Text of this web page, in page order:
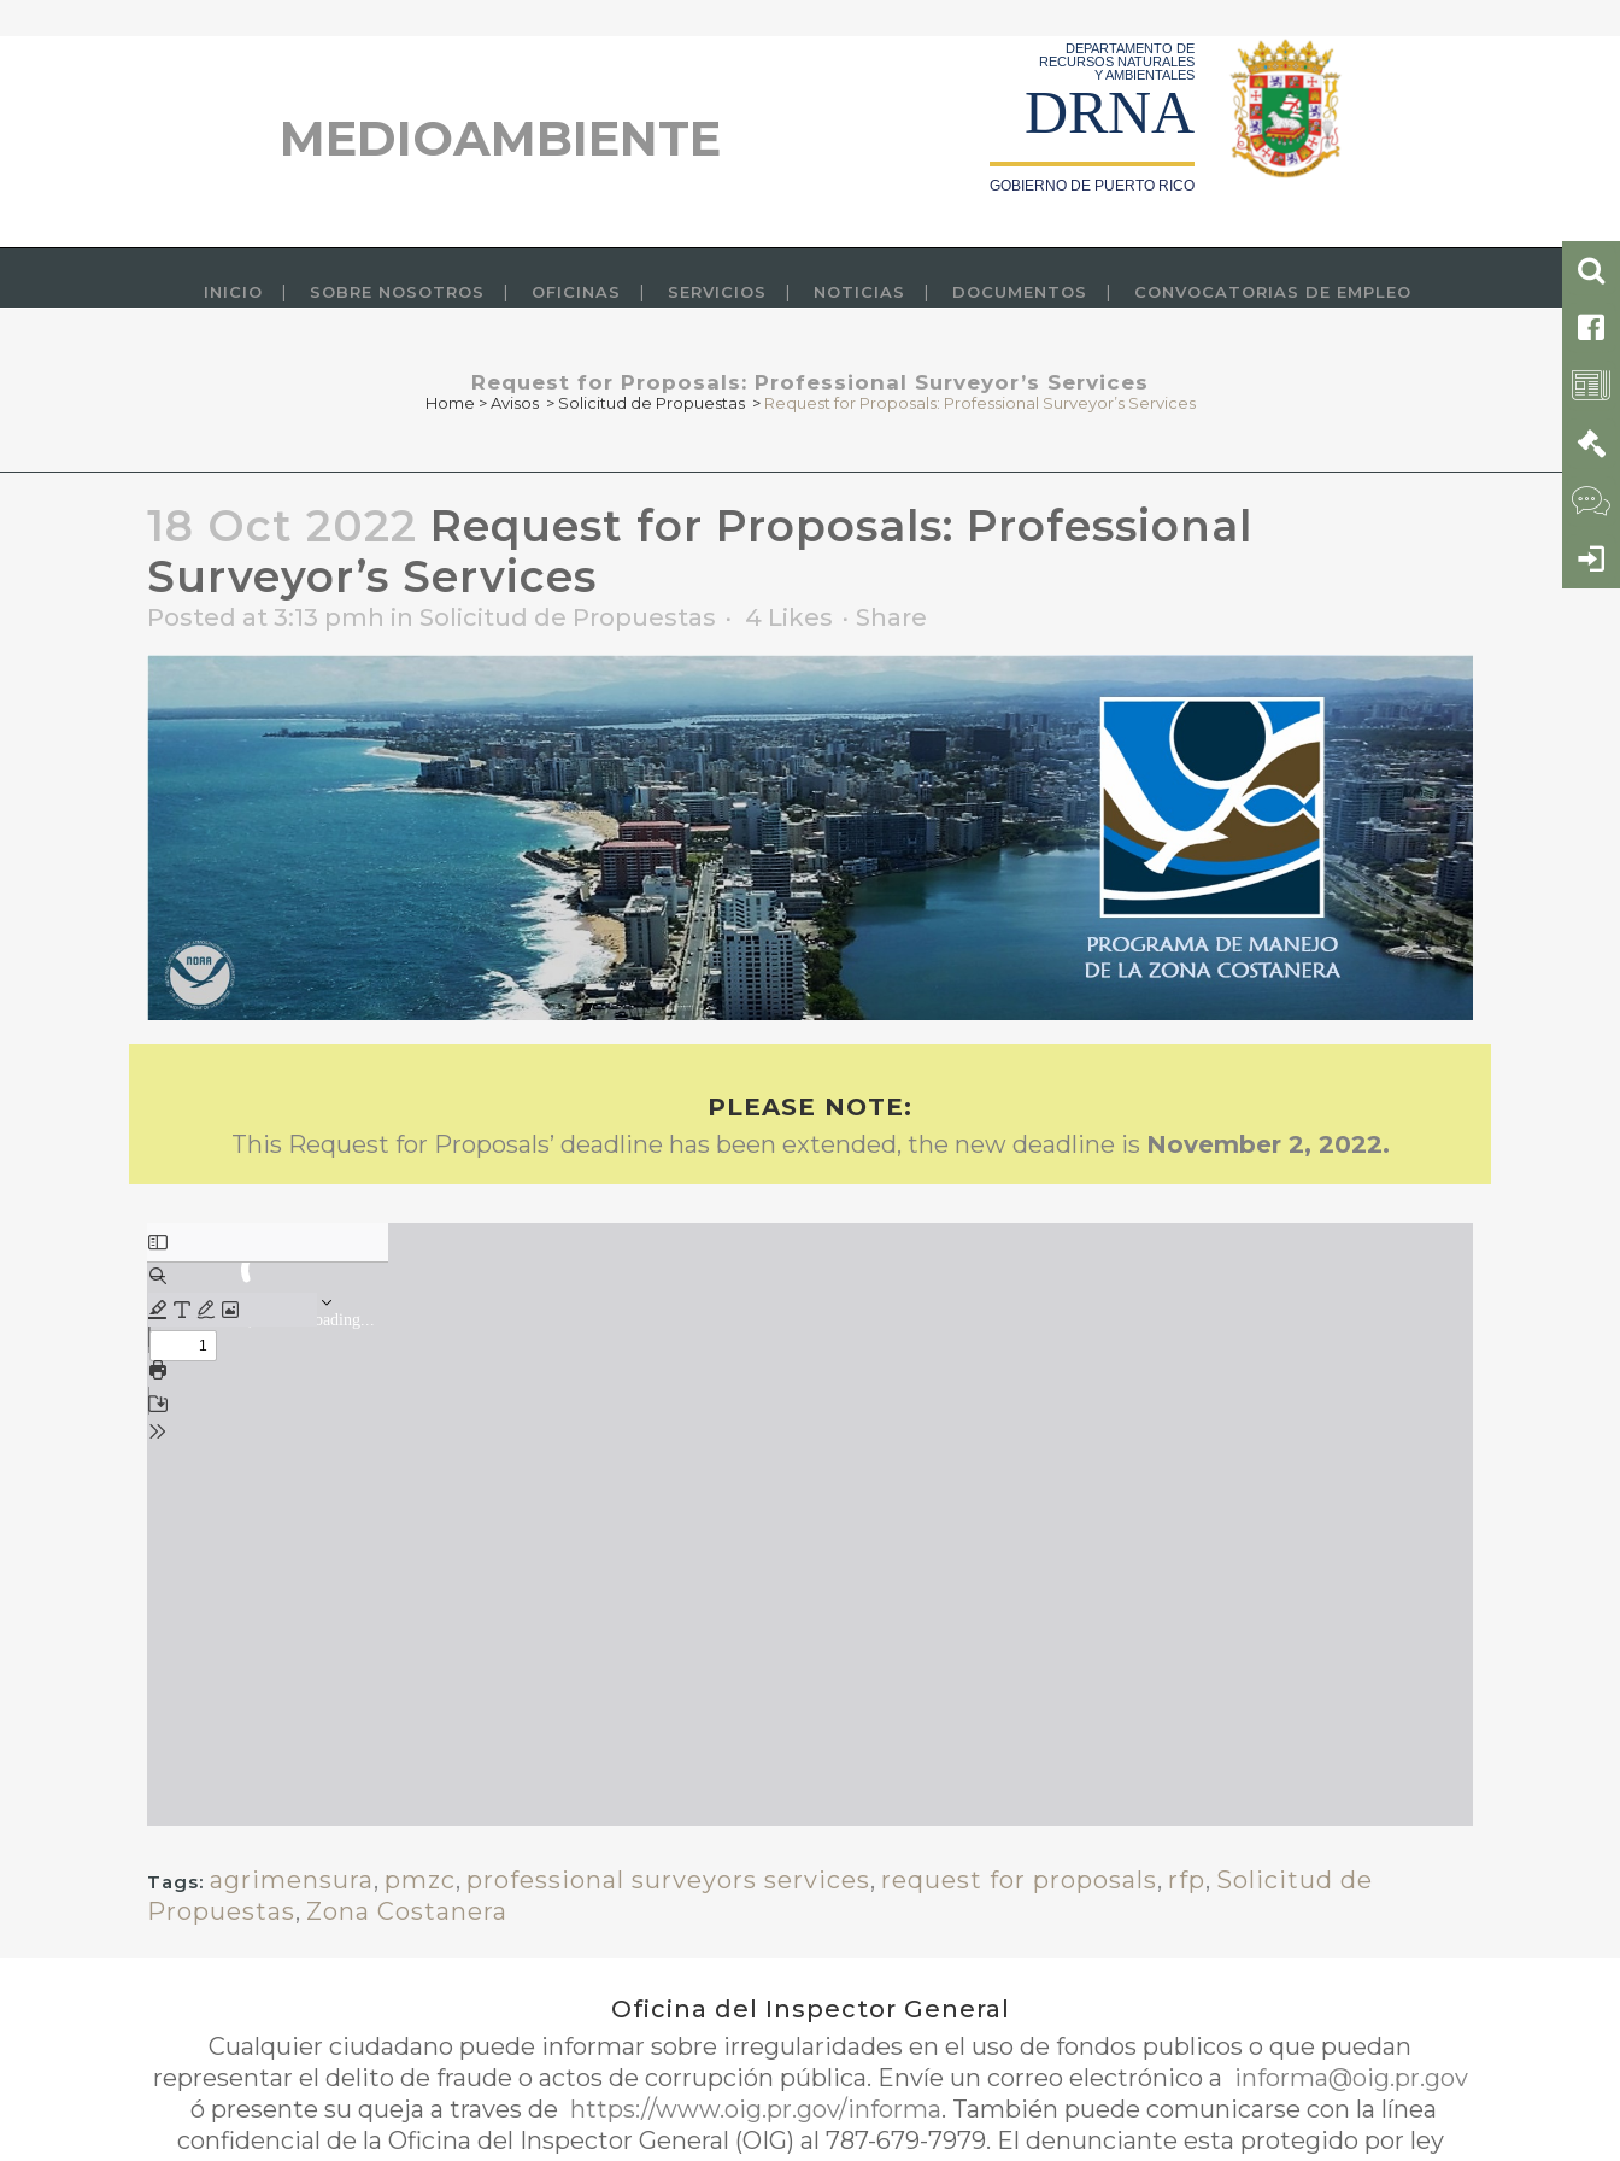
MEDIOAMBIENTE
DEPARTAMENTO DE
RECURSOS NATURALES
Y AMBIENTALES
DRNA
GOBIERNO DE PUERTO RICO
INICIO SOBRE NOSOTROS OFICINAS SERVICIOS NOTICIAS DOCUMENTOS CONVOCATORIAS DE EMPLEO
Request for Proposals: Professional Surveyor’s Services
Home >Avisos > Solicitud de Propuestas > Request for Proposals: Professional Surveyor’s Services
18 Oct 2022 Request for Proposals: Professional
Surveyor’s Services
Posted at 3:13 pmh in Solicitud de Propuestas 4 Likes Share
PLEASE NOTE:
This Request for Proposals’ deadline has been extended, the new deadline is November 2, 2022.
Tags: agrimensura, pmzc, professional surveyors services, request for proposals, rfp, Solicitud de
Propuestas, Zona Costanera
Oficina del Inspector General
Cualquier ciudadano puede informar sobre irregularidades en el uso de fondos publicos o que puedan
representar el delito de fraude o actos de corrupción pública. Envíe un correo electrónico a informa@oig.pr.gov
ó presente su queja a traves de https://www.oig.pr.gov/informa. También puede comunicarse con la línea
confidencial de la Oficina del Inspector General (OIG) al 787-679-7979. El denunciante esta protegido por ley